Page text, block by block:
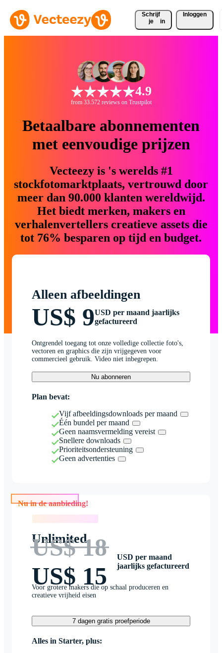
Schrijf
je
in
Inloggen
4.9
from 33.572 reviews on Trustpilot
Betaalbare abonnementen
met eenvoudige prijzen
Vecteezy is 's werelds #1
stockfotomarktplaats, vertrouwd door
meer dan 90.000 klanten wereldwijd.
Het biedt merken, makers en
verhalenvertellers creatieve assets die
tot 76% besparen op tijd en budget.
Alleen afbeeldingen
US$ 9USD per maand jaarlijks
gefactureerd
Ontgrendel toegang tot onze volledige collectie foto's,
vectoren en graphics die zijn vrijgegeven voor
commercieel gebruik. Video niet inbegrepen.
Nu abonneren
Plan bevat:
Vijf afbeeldingsdownloads per maand
Één bundel per maand
Geen naamsvermelding vereist
Snellere downloads
Prioriteitsondersteuning
Geen advertenties
Nu in de aanbieding!
Unlimited
US$ 18
US$ 15
USD per maand
jaarlijks gefactureerd
Voor grotere makers die op schaal produceren en
creatieve vrijheid eisen
7 dagen gratis proefperiode
Alles in Starter, plus: